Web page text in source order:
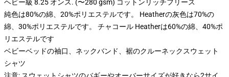
ヘビー級 8.25 オンス. (〜280 gsm) コットンリッチフリース
純色は80%の綿、20%ポリエステルです。 Heatherの灰色は70%の
綿、30%ポリエステルです。 チャコール Heatherは60%の綿、40%ポ
リエステルです
ベビーベッドの袖口、ネックバンド、裾のクルーネックスウェット
シャツ